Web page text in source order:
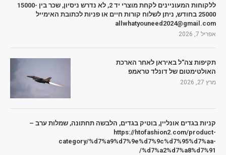
ללקוחות המעוניינים לקחת מוצרי יד 2, לא נדרש ניסיון, שכר בין 15000-
25000 בחודש, ניתן לשלוח קורות חיים או פניות לכתובת האימייל
allwhatyouneed2024@gmail.com
אפריל 7, 2026
תקיפות צה"ל באיראן לאחר הארכת
האולטימטום של דונלד טראמפ
מרץ 27, 2026
קניות בגדים אונליין, בוטיק בגדים, הלבשה תחתונה, שמלות ערב –
https://htofashion2.com/product-
category/%d7%a9%d7%9e%d7%9c%d7%95%d7%aa-
%d7%a2%d7%a8%d7%91/